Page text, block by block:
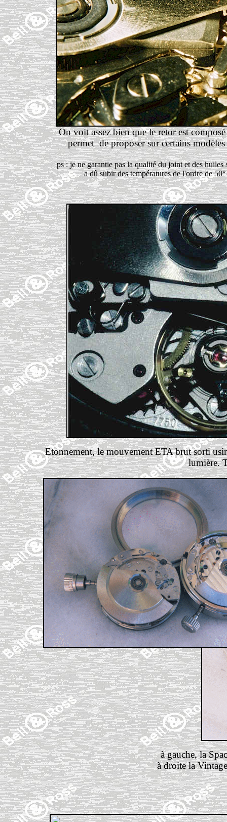
On voit assez bien que le retor est
permet de proposer sur certains
ps : je ne garantie pas la qualité du joint et des
a dû subir des températures de l'ordre de
Etonnement, le mouvement ETA brut sorti
lumière.
à gauche, la
à droite la